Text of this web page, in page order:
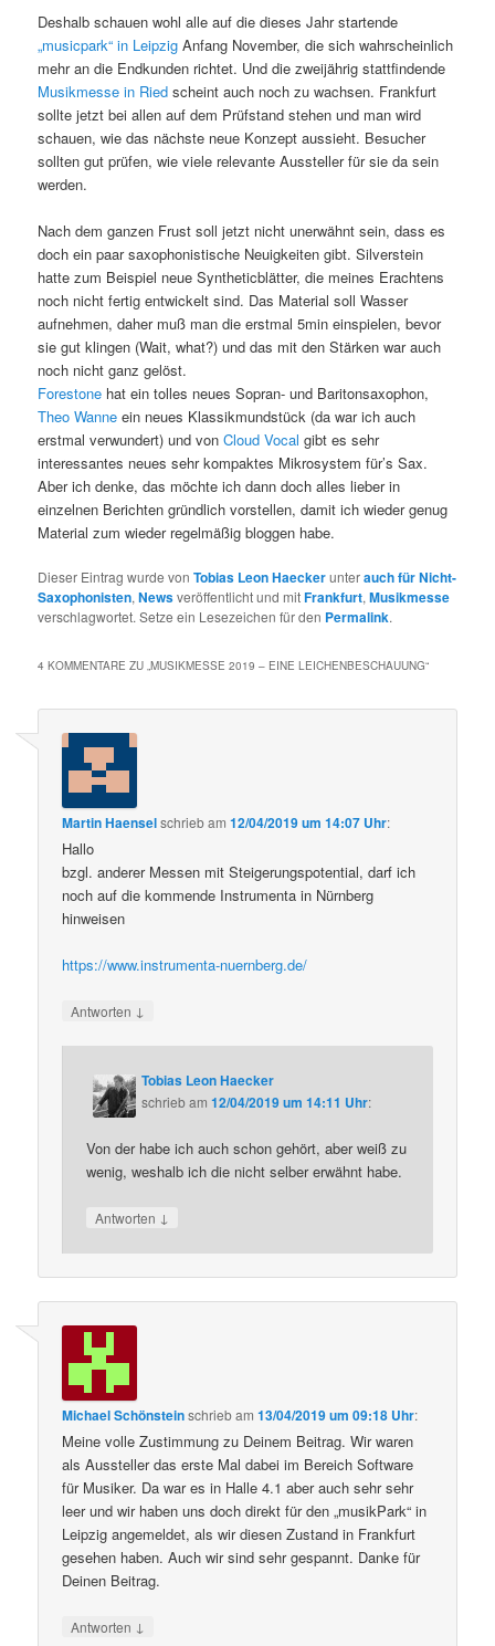
Deshalb schauen wohl alle auf die dieses Jahr startende
„musicpark“ in Leipzig Anfang November, die sich wahrscheinlich
mehr an die Endkunden richtet. Und die zweijährig stattfindende
Musikmesse in Ried scheint auch noch zu wachsen. Frankfurt
sollte jetzt bei allen auf dem Prüfstand stehen und man wird
schauen, wie das nächste neue Konzept aussieht. Besucher
sollten gut prüfen, wie viele relevante Aussteller für sie da sein
werden.
Nach dem ganzen Frust soll jetzt nicht unerwähnt sein, dass es
doch ein paar saxophonistische Neuigkeiten gibt. Silverstein
hatte zum Beispiel neue Syntheticblätter, die meines Erachtens
noch nicht fertig entwickelt sind. Das Material soll Wasser
aufnehmen, daher muß man die erstmal 5min einspielen, bevor
sie gut klingen (Wait, what?) und das mit den Stärken war auch
noch nicht ganz gelöst.
Forestone hat ein tolles neues Sopran- und Baritonsaxophon,
Theo Wanne ein neues Klassikmundstück (da war ich auch
erstmal verwundert) und vonCloud Vocal gibt es sehr
interessantes neues sehr kompaktes Mikrosystem für’s Sax.
Aber ich denke, das möchte ich dann doch alles lieber in
einzelnen Berichten gründlich vorstellen, damit ich wieder genug
Material zum wieder regelmäßig bloggen habe.
Dieser Eintrag wurde vonTobias Leon Haeckerunterauch für Nicht-
Saxophonisten,Newsveröffentlicht und mitFrankfurt,Musikmesse
verschlagwortet. Setze ein Lesezeichen für den Permalink.
4 KOMMENTARE ZU „MUSIKMESSE 2019 – EINE LEICHENBESCHAUUNG“
Martin Haenselschriebam12/04/2019 um 14:07 Uhr:
Hallo
bzgl. anderer Messen mit Steigerungspotential, darf ich
noch auf die kommende Instrumenta in Nürnberg
hinweisen
https://www.instrumenta-nuernberg.de/
Antworten ↓
Tobias Leon Haecker
schriebam12/04/2019 um 14:11 Uhr:
Von der habe ich auch schon gehört, aber weiß zu
wenig, weshalb ich die nicht selber erwähnt habe.
Antworten ↓
Michael Schönsteinschriebam13/04/2019 um 09:18 Uhr:
Meine volle Zustimmung zu Deinem Beitrag. Wir waren
als Aussteller das erste Mal dabei im Bereich Software
für Musiker. Da war es in Halle 4.1 aber auch sehr sehr
leer und wir haben uns doch direkt für den „musikPark“ in
Leipzig angemeldet, als wir diesen Zustand in Frankfurt
gesehen haben. Auch wir sind sehr gespannt. Danke für
Deinen Beitrag.
Antworten ↓